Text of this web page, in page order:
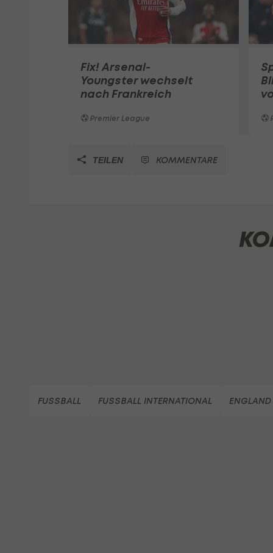
Fix! Arsenal-
Youngster wechselt
nach Frankreich
Premier League
TEILEN KOMMENTARE
FUSSBALL FUSSBALL INTERNATIONAL